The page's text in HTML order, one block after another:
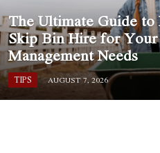
The Ultimate Guide
Skip Bin Hire for Your
Management Needs
TIPS AUGUST 7, 2026